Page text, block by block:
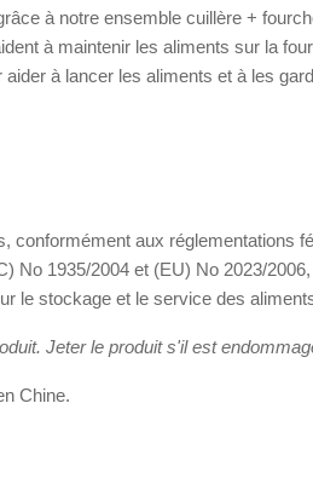
à notre ensemble cuillère +
à maintenir les aliments sur la
à lancer les aliments et à les
conformément aux
No 1935/2004 et (EU) No 2023/
le stockage et le service des
Jeter le produit s'il est
Chine.